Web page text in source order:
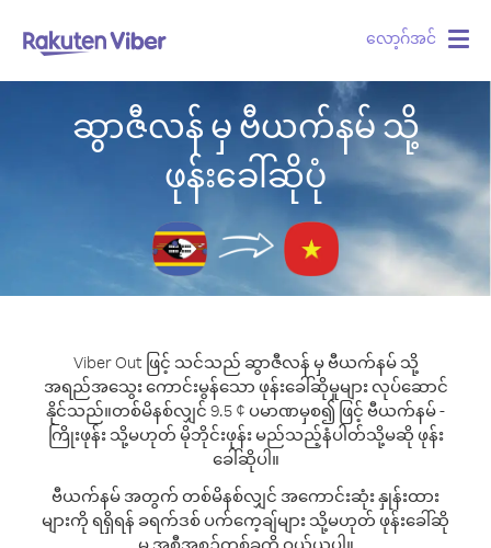
လော့ဂ်အင်
ဆွာဇီလန် မှ ဗီယက်နမ် သို့
ဖုန်းခေါ်ဆိုပုံ
Viber Out ဖြင့် သင်သည် ဆွာဇီလန် မှ ဗီယက်နမ် သို့
အရည်အသွေး ကောင်းမွန်သော ဖုန်းခေါ်ဆိုမှုများ လုပ်ဆောင်
နိုင်သည်။တစ်မိနစ်လျှင် 9.5 ¢ ပမာဏမှစ၍ ဖြင့် ဗီယက်နမ် -
ကြိုးဖုန်း သို့မဟုတ် မိုဘိုင်းဖုန်း မည်သည့်နံပါတ်သို့မဆို ဖုန်း
ခေါ်ဆိုပါ။
ဗီယက်နမ် အတွက် တစ်မိနစ်လျှင် အကောင်းဆုံး နှုန်းထား
များကို ရရှိရန် ခရက်ဒစ် ပက်ကေ့ချ်များ သို့မဟုတ် ဖုန်းခေါ်ဆို